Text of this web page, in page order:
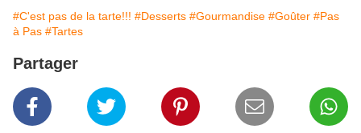
#C'est pas de la tarte!!! #Desserts #Gourmandise #Goûter #Pas
à Pas #Tartes
Partager